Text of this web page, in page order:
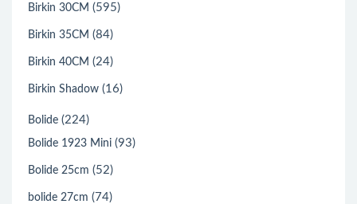
Birkin 30CM (595)
Birkin 35CM (84)
Birkin 40CM (24)
Birkin Shadow (16)
Bolide (224)
Bolide 1923 Mini (93)
Bolide 25cm (52)
bolide 27cm (74)